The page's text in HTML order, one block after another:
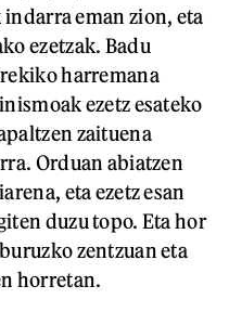
indarra eman zion, eta
ezetzak. Badu
harremana
ezetz esateko
zaituena
Orduan abiatzen
eta ezetz esan
duzu topo. Eta hor
zentzuan eta
horretan.